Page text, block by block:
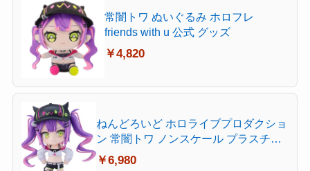
常闇トワ ぬいぐるみ ホロフレ
friends with u 公式 グッズ
￥4,820
ねんどろいど ホロライブプロダクショ
ン 常闇トワ ノンスケール プラスチッ
ク製 塗装済み可動フィギュア
￥6,980